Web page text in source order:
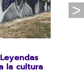
la cultura